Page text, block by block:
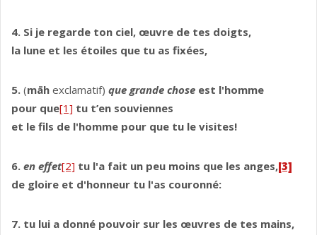
4. Si je regarde ton ciel, œuvre de tes doigts,
la lune et les étoiles que tu as fixées,
5. (māh exclamatif) que grande chose est l'homme
pour que[1] tu t’en souviennes
et le fils de l'homme pour que tu le visites!
6. en effet[2] tu l'a fait un peu moins que les anges,[3]
de gloire et d'honneur tu l'as couronné:
7. tu lui a donné pouvoir sur les œuvres de tes mains,